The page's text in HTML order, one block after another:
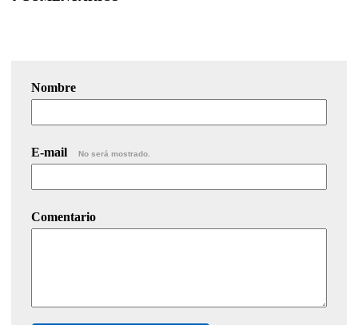
Nombre
E-mail No será mostrado.
Comentario